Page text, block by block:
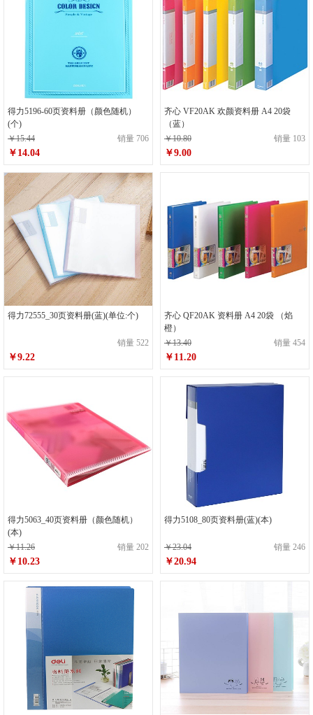
得力5196-60页资料册（颜色随机）
(个)
￥15.44
销量 706
￥14.04
齐心 VF20AK 欢颜资料册 A4 20袋
（蓝）
￥10.80
销量 103
￥9.00
得力72555_30页资料册(蓝)(单位:个)
销量 522
￥9.22
齐心 QF20AK 资料册 A4 20袋 （焰
橙）
￥13.40
销量 454
￥11.20
得力5063_40页资料册（颜色随机）
(本)
￥11.26
销量 202
￥10.23
得力5108_80页资料册(蓝)(本)
￥23.04 销量 246
￥20.94